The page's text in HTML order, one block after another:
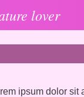
lover
ipsum dolor sit